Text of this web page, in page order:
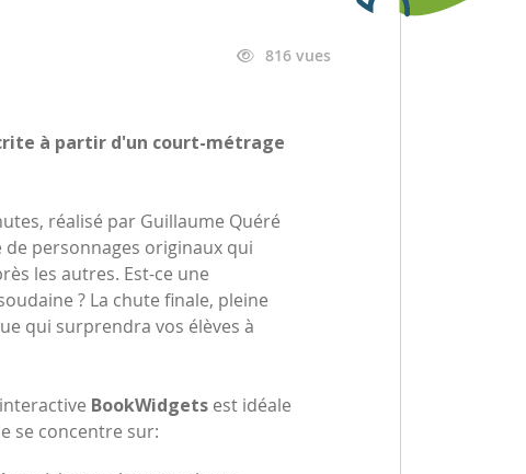
816 vues
à partir d'un court-métrage
réalisé par Guillaume Quéré
de personnages originaux qui
les autres. Est-ce une
? La chute finale, pleine
qui surprendra vos élèves à
BookWidgets est idéale
se concentre sur: